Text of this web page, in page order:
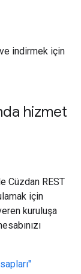
indirmek için
hizmet
Cüzdan REST
için
kuruluşa